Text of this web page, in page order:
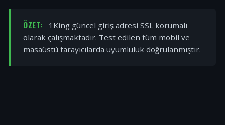
ÖZET:
1King güncel giriş adresi SSL korumalı
olarak çalışmaktadır. Test edilen tüm mobil ve
masaüstü tarayıcılarda uyumluluk doğrulanmıştır.